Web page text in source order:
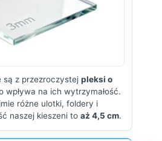
są z przezroczystej pleksi o
wpływa na ich wytrzymałość.
różne ulotki, foldery i
naszej kieszeni to aż 4,5 cm.